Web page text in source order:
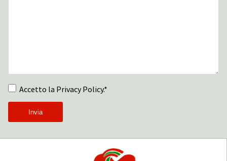
Accetto la Privacy Policy.*